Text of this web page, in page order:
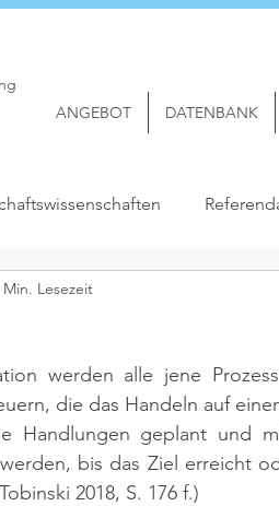
ANGEBOT DATENBANK
Min. Lesezeit
werden alle jene
die das Handeln auf
Handlungen geplant und
bis das Ziel erreicht
2018, S. 176 f.)